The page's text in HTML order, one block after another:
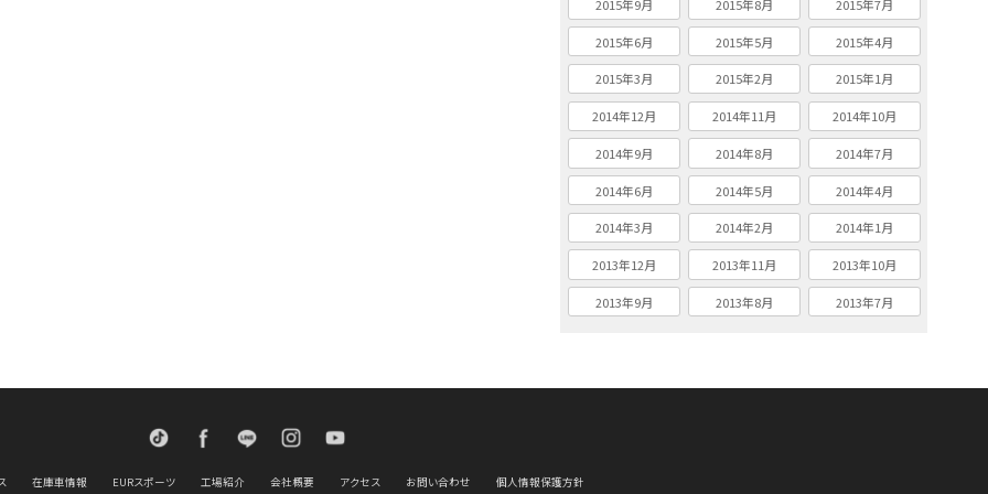
2015年9月 2015年8月 2015年7月
2015年6月 2015年5月 2015年4月
2015年3月 2015年2月 2015年1月
2014年12月 2014年11月 2014年10月
2014年9月 2014年8月 2014年7月
2014年6月 2014年5月 2014年4月
2014年3月 2014年2月 2014年1月
2013年12月 2013年11月 2013年10月
2013年9月 2013年8月 2013年7月
TikTok FacebookLINE
在庫車情報 EURスポーツ 工場紹介 会社概要 アクセス お問い合わせ 個人情報保護方針